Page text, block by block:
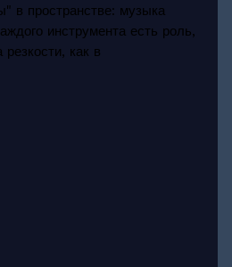
в пространстве: музыка
инструмента есть роль,
как в